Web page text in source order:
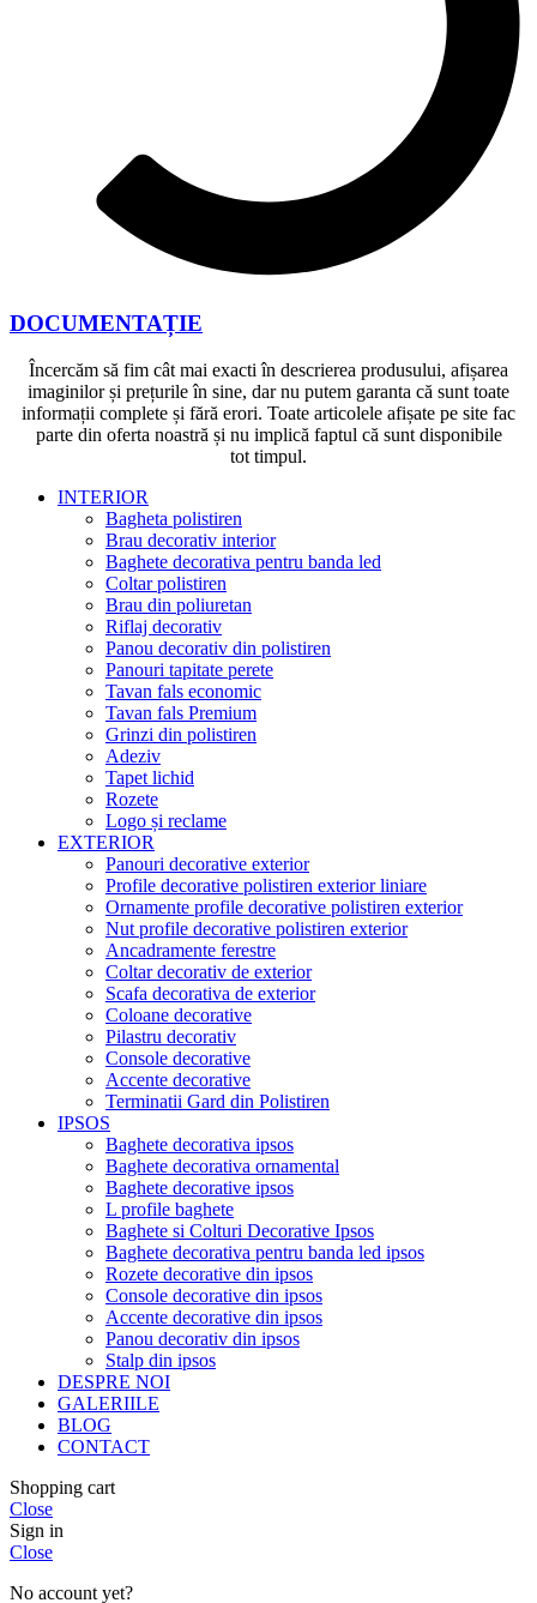
DOCUMENTAȚIE
Încercăm să fim cât mai exacti în descrierea produsului, afișarea
imaginilor și prețurile în sine, dar nu putem garanta că sunt toate
informații complete și fără erori. Toate articolele afișate pe site fac
parte din oferta noastră și nu implică faptul că sunt disponibile
tot timpul.
INTERIOR
Bagheta polistiren
Brau decorativ interior
Baghete decorativa pentru banda led
Coltar polistiren
Brau din poliuretan
Riflaj decorativ
Panou decorativ din polistiren
Panouri tapitate perete
Tavan fals economic
Tavan fals Premium
Grinzi din polistiren
Adeziv
Tapet lichid
Rozete
Logo și reclame
EXTERIOR
Panouri decorative exterior
Profile decorative polistiren exterior liniare
Ornamente profile decorative polistiren exterior
Nut profile decorative polistiren exterior
Ancadramente ferestre
Coltar decorativ de exterior
Scafa decorativa de exterior
Coloane decorative
Pilastru decorativ
Console decorative
Accente decorative
Terminatii Gard din Polistiren
IPSOS
Baghete decorativa ipsos
Baghete decorativa ornamental
Baghete decorative ipsos
L profile baghete
Baghete si Colturi Decorative Ipsos
Baghete decorativa pentru banda led ipsos
Rozete decorative din ipsos
Console decorative din ipsos
Accente decorative din ipsos
Panou decorativ din ipsos
Stalp din ipsos
DESPRE NOI
GALERIILE
BLOG
CONTACT
Shopping cart
Close
Sign in
Close
No account yet?